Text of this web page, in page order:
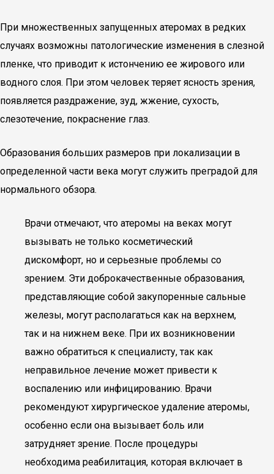
При множественных запущенных атеромах в редких
случаях возможны патологические изменения в слезной
пленке, что приводит к истончению ее жирового или
водного слоя. При этом человек теряет ясность зрения,
появляется раздражение, зуд, жжение, сухость,
слезотечение, покраснение глаз.
Образования больших размеров при локализации в
определенной части века могут служить преградой для
нормального обзора.
Врачи отмечают, что атеромы на веках могут
вызывать не только косметический
дискомфорт, но и серьезные проблемы со
зрением. Эти доброкачественные образования,
представляющие собой закупоренные сальные
железы, могут располагаться как на верхнем,
так и на нижнем веке. При их возникновении
важно обратиться к специалисту, так как
неправильное лечение может привести к
воспалению или инфицированию. Врачи
рекомендуют хирургическое удаление атеромы,
особенно если она вызывает боль или
затрудняет зрение. После процедуры
необходима реабилитация, которая включает в